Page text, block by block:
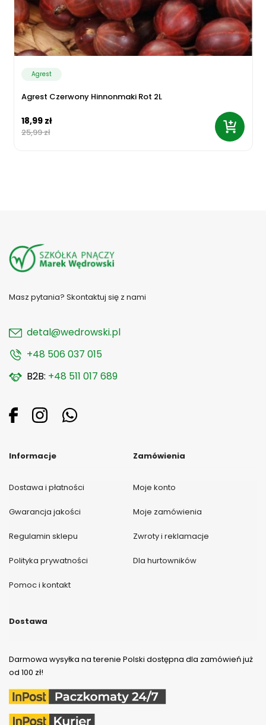
Agrest
Agrest Czerwony Hinnonmaki Rot 2L
18,99 zł
25,99 zł
Masz pytania? Skontaktuj się z nami
detal@wedrowski.pl
+48 506 037 015
B2B: +48 511 017 689
Informacje
Dostawa i płatności
Gwarancja jakości
Regulamin sklepu
Polityka prywatności
Pomoc i kontakt
Zamówienia
Moje konto
Moje zamówienia
Zwroty i reklamacje
Dla hurtowników
Dostawa
Darmowa wysyłka na terenie Polski dostępna dla zamówień już
od 100 zł!